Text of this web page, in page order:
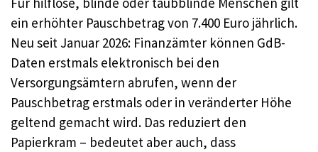
ein erhöhter Pauschbetrag von 7.400 Euro jährlich.
Neu seit Januar 2026: Finanzämter können GdB-
Daten erstmals elektronisch bei den
Versorgungsämtern abrufen, wenn der
Pauschbetrag erstmals oder in veränderter Höhe
geltend gemacht wird. Das reduziert den
Papierkram – bedeutet aber auch, dass